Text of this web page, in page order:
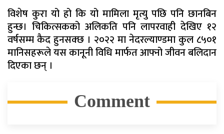
विशेष कुरा यो हो कि यो मामिला मृत्यु पछि पनि छानबिन
हुन्छ। चिकित्सकको अलिकति पनि लापरवाही देखिए १२
वर्षसम्म कैद हुनसक्छ । २०२२ मा नेदरल्याण्डमा कुल ८५०१
मानिसहरूले यस कानूनी विधि मार्फत आफ्नो जीवन बलिदान
दिएका छन् ।
Comment